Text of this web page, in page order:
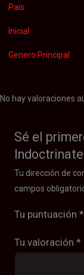
País
Inicial
Genero Principal
No hay valoraciones
Sé el
Tu dirección de
campos
Tu puntuación*
Tu valoración*